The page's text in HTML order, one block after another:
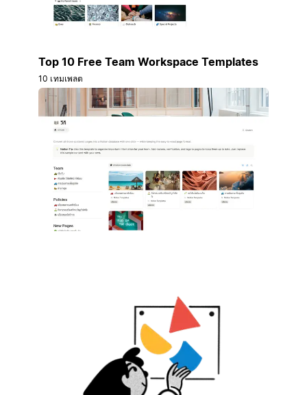
Top 10 Free Team Workspace Templates
10 เทมเพลต